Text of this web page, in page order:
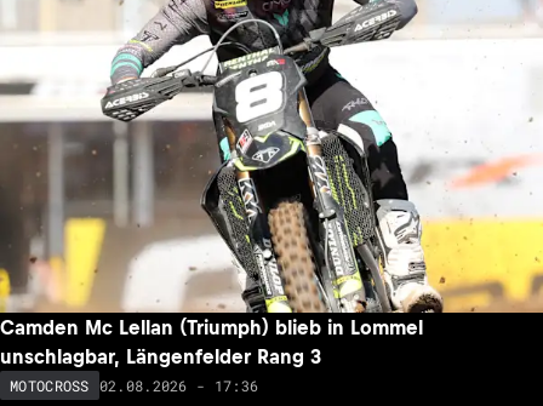
Camden Mc Lellan (Triumph) blieb in Lommel
unschlagbar, Längenfelder Rang 3
MOTOCROSS 02.08.2026 - 17:36